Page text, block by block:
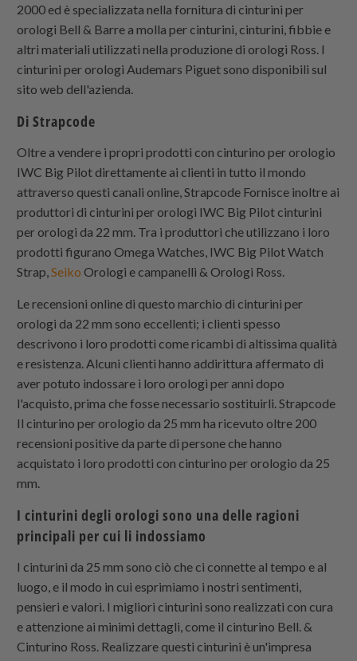
2000 ed è specializzata nella fornitura di cinturini per
orologi Bell & Barre a molla per cinturini, cinturini, fibbie e
altri materiali utilizzati nella produzione di orologi Ross. I
cinturini per orologi Audemars Piguet sono disponibili sul
sito web dell'azienda.
DiStrapcode
Oltre a vendere i propri prodotti con cinturino per orologio
IWC Big Pilot direttamente ai clienti in tutto il mondo
attraverso questi canali online, Strapcode Fornisce inoltre ai
produttori di cinturini per orologi IWC Big Pilot cinturini
per orologi da 22 mm. Tra i produttori che utilizzano i loro
prodotti figurano Omega Watches, IWC Big Pilot Watch
Strap,SeikoOrologi e campanelli & Orologi Ross.
Le recensioni online di questo marchio di cinturini per
orologi da 22 mm sono eccellenti; i clienti spesso
descrivono i loro prodotti come ricambi di altissima qualità
e resistenza. Alcuni clienti hanno addirittura affermato di
aver potuto indossare i loro orologi per anni dopo
l'acquisto, prima che fosse necessario sostituirli.Strapcode
Il cinturino per orologio da 25 mm ha ricevuto oltre 200
recensioni positive da parte di persone che hanno
acquistato i loro prodotti con cinturino per orologio da 25
mm.
I cinturini degli orologi sono una delle ragioni
principali per cui li indossiamo
I cinturini da 25 mm sono ciò che ci connette al tempo e al
luogo, e il modo in cui esprimiamo i nostri sentimenti,
pensieri e valori. I migliori cinturini sono realizzati con cura
e attenzione ai minimi dettagli, come il cinturino Bell. &
Cinturino Ross. Realizzare questi cinturini è un'impresa